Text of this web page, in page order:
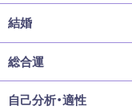
結婚
総合運
自己分析・適性